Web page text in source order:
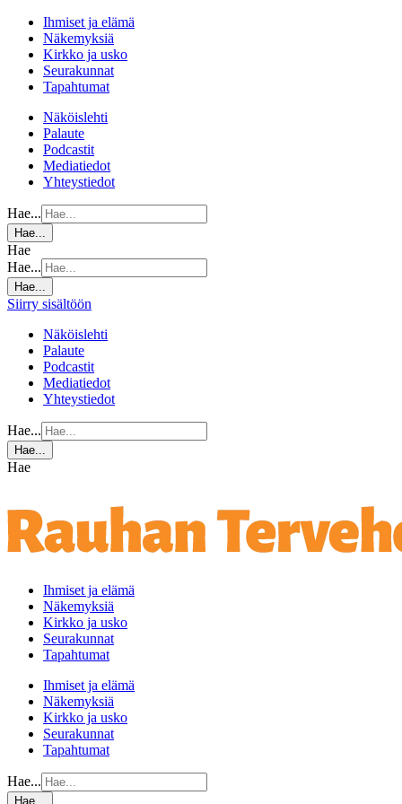
Ihmiset ja elämä
Näkemyksiä
Kirkko ja usko
Seurakunnat
Tapahtumat
Näköislehti
Palaute
Podcastit
Mediatiedot
Yhteystiedot
Hae...
Hae...
Hae
Hae...
Hae...
Siirry sisältöön
Näköislehti
Palaute
Podcastit
Mediatiedot
Yhteystiedot
Hae...
Hae...
Hae
Ihmiset ja elämä
Näkemyksiä
Kirkko ja usko
Seurakunnat
Tapahtumat
Ihmiset ja elämä
Näkemyksiä
Kirkko ja usko
Seurakunnat
Tapahtumat
Hae...
Hae...